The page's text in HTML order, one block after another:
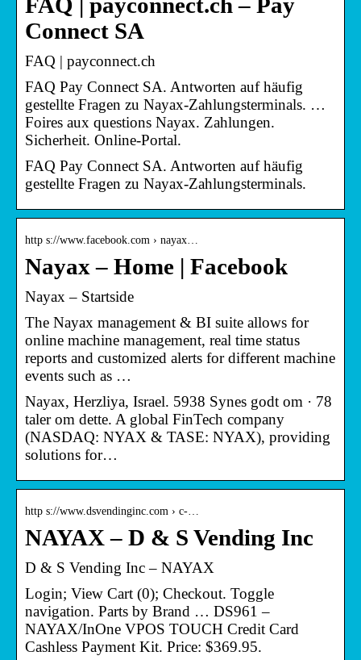
FAQ | payconnect.ch – Pay
Connect SA
FAQ | payconnect.ch
FAQ Pay Connect SA. Antworten auf häufig
gestellte Fragen zu Nayax-Zahlungsterminals. …
Foires aux questions Nayax. Zahlungen.
Sicherheit. Online-Portal.
FAQ Pay Connect SA. Antworten auf häufig
gestellte Fragen zu Nayax-Zahlungsterminals.
http s://www.facebook.com › nayax…
Nayax – Home | Facebook
Nayax – Startside
The Nayax management & BI suite allows for
online machine management, real time status
reports and customized alerts for different machine
events such as …
Nayax, Herzliya, Israel. 5938 Synes godt om · 78
taler om dette. A global FinTech company
(NASDAQ: NYAX & TASE: NYAX), providing
solutions for…
http s://www.dsvendinginc.com › c-…
NAYAX – D & S Vending Inc
D & S Vending Inc – NAYAX
Login; View Cart (0); Checkout. Toggle
navigation. Parts by Brand … DS961 –
NAYAX/InOne VPOS TOUCH Credit Card
Cashless Payment Kit. Price: $369.95.